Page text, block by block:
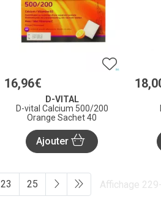
16,96€
D-VITAL
D-vital Calcium 500/200
Orange Sachet 40
Ajouter
18,
Affichage
23 25